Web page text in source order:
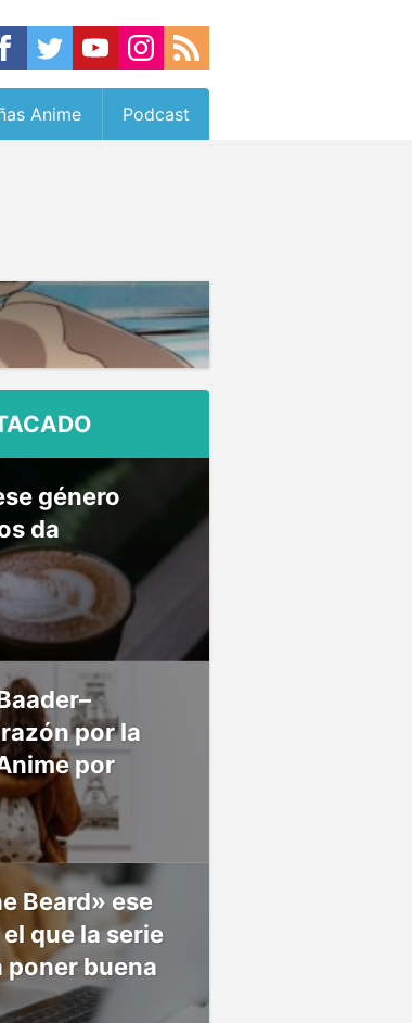
Anime Podcast
género
da
por la
por
Beard» ese
que la serie
poner buena